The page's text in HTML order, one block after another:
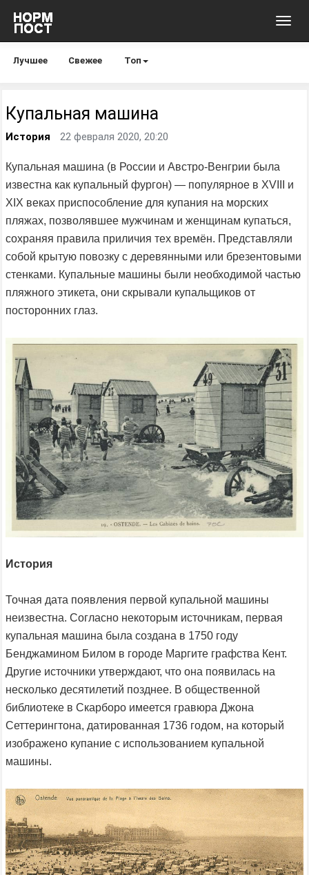
Лучшее Свежее Топ
Купальная машина
История 22 февраля 2020, 20:20
Купальная машина (в России и Австро-Венгрии была
известна как купальный фургон) — популярное в XVIII и
XIX веках приспособление для купания на морских
пляжах, позволявшее мужчинам и женщинам купаться,
сохраняя правила приличия тех времён. Представляли
собой крытую повозку с деревянными или брезентовыми
стенками. Купальные машины были необходимой частью
пляжного этикета, они скрывали купальщиков от
посторонних глаз.
История
Точная дата появления первой купальной машины
неизвестна. Согласно некоторым источникам, первая
купальная машина была создана в 1750 году
Бенджамином Билом в городе Маргите графства Кент.
Другие источники утверждают, что она появилась на
несколько десятилетий позднее. В общественной
библиотеке в Скарборо имеется гравюра Джона
Сеттерингтона, датированная 1736 годом, на который
изображено купание с использованием купальной
машины.